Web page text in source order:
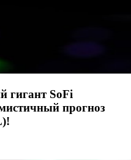
гигант SoFi
прогноз